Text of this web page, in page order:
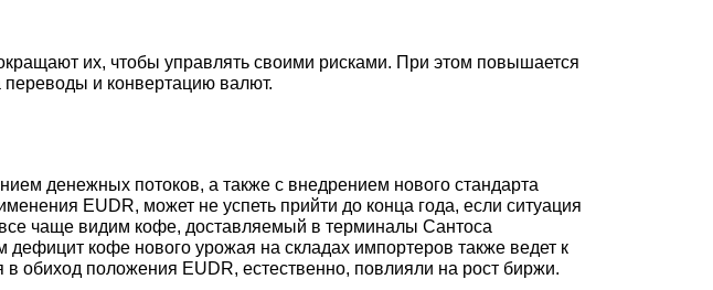
их, чтобы управлять своими рисками. При этом повышается
переводы и конвертацию валют.
денежных потоков, а также с внедрением нового стандарта
EUDR, может не успеть прийти до конца года, если ситуация
чаще видим кофе, доставляемый в терминалы Сантоса
кофе нового урожая на складах импортеров также ведет к
обиход положения EUDR, естественно, повлияли на рост биржи.